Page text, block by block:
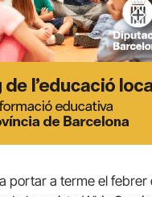
portar a terme el febrer